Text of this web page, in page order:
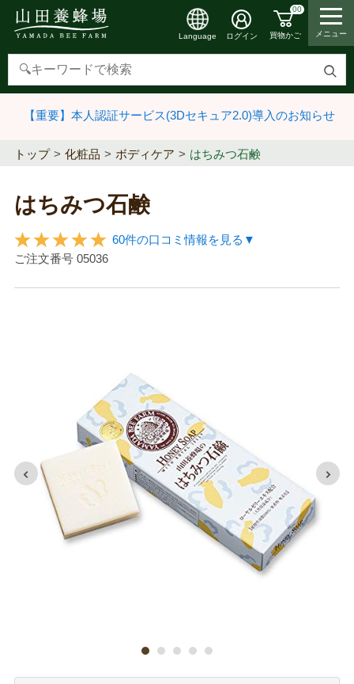
検
す
Language ログイン
00
買物かご メニュー
【重要】本人認証サービス(3Dセキュア2.0)導入のお知らせ
トップ 化粧品 ボディケア はちみつ石鹸
はちみつ石鹸
60件の口コミ情報を見る▼
ご注文番号 05036